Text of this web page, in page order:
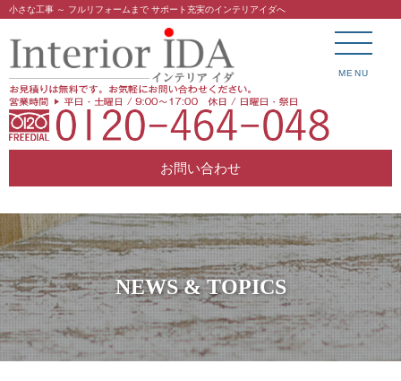
小さな工事 ～ フルリフォームまで サポート充実のインテリアイダへ
お問い合わせ
MENU
NEWS & TOPICS